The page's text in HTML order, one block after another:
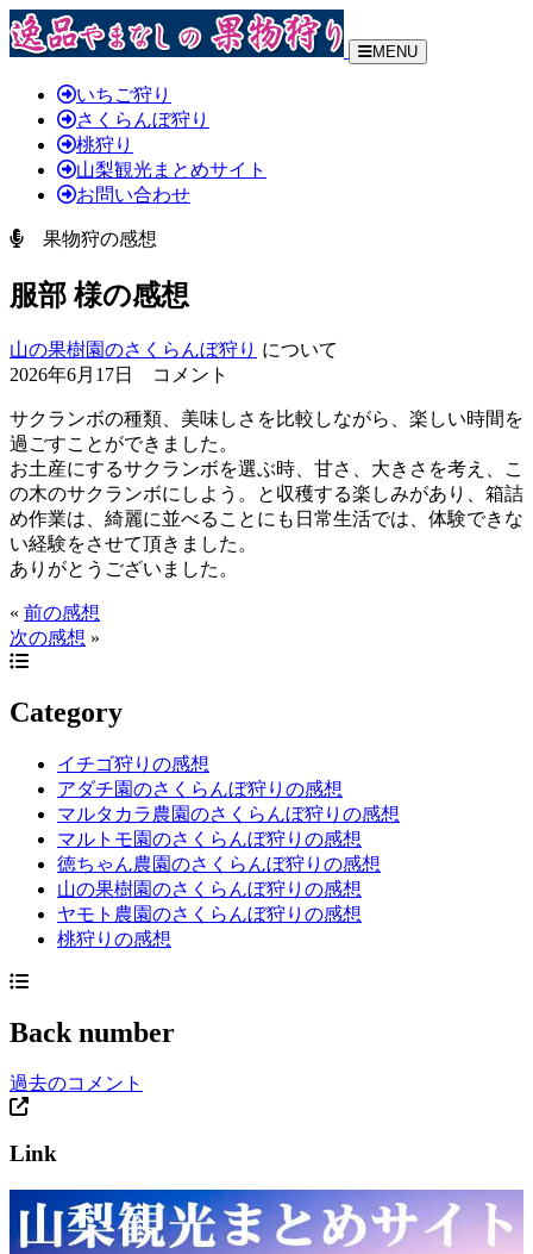
MENU
いちご狩り
さくらんぼ狩り
桃狩り
山梨観光まとめサイト
お問い合わせ
果物狩の感想
服部 様の感想
山の果樹園のさくらんぼ狩り について
2026年6月17日 コメント
サクランボの種類、美味しさを比較しながら、楽しい時間を
過ごすことができました。
お土産にするサクランボを選ぶ時、甘さ、大きさを考え、こ
の木のサクランボにしよう。と収穫する楽しみがあり、箱詰
め作業は、綺麗に並べることにも日常生活では、体験できな
い経験をさせて頂きました。
ありがとうございました。
« 前の感想
次の感想 »
Category
イチゴ狩りの感想
アダチ園のさくらんぼ狩りの感想
マルタカラ農園のさくらんぼ狩りの感想
マルトモ園のさくらんぼ狩りの感想
徳ちゃん農園のさくらんぼ狩りの感想
山の果樹園のさくらんぼ狩りの感想
ヤモト農園のさくらんぼ狩りの感想
桃狩りの感想
Back number
過去のコメント
Link